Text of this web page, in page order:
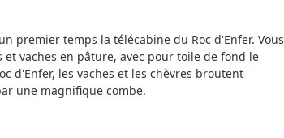
premier temps la télécabine du Roc d'Enfer. Vous
vaches en pâture, avec pour toile de fond le
d'Enfer, les vaches et les chèvres broutent
une magnifique combe.